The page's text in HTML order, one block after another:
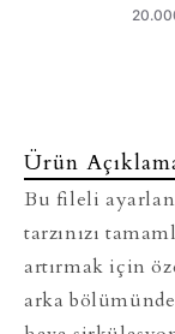
Ürün
Bu fileli
tarzınızı
artırmak için
arka